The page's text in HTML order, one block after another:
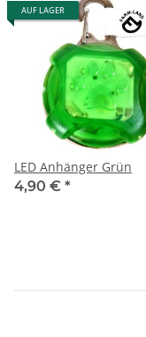
AUF LAGER
LED Anhänger Grün
4,90 € *